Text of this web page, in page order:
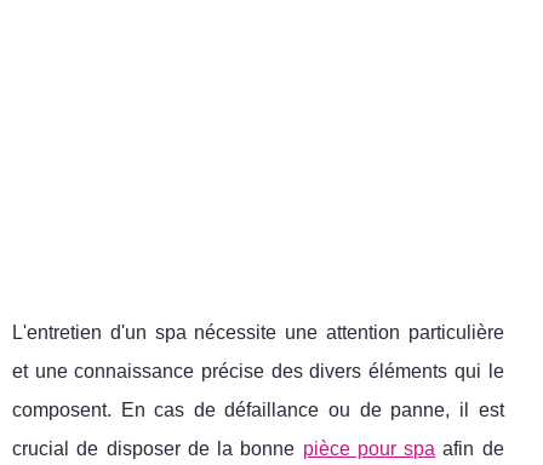
L'entretien d'un spa nécessite une attention particulière
et une connaissance précise des divers éléments qui le
composent. En cas de défaillance ou de panne, il est
crucial de disposer de la bonne pièce pour spa afin de